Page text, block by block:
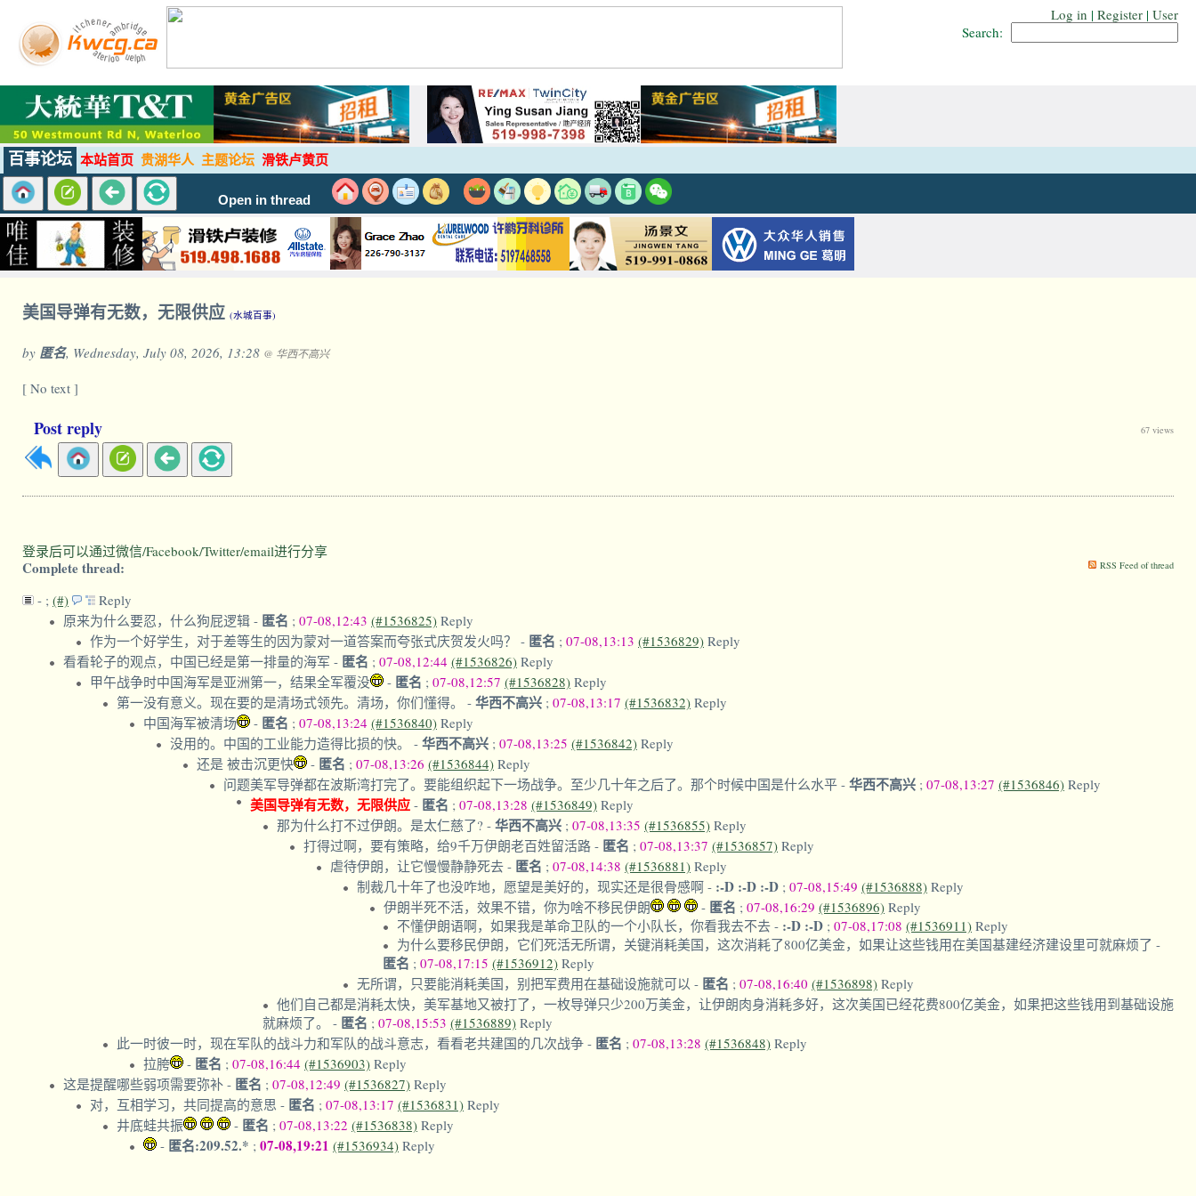
Log in | Register | User
Search:
百事论坛 本站首页 贵湖华人 主题论坛 滑铁卢黄页
Open in thread
美国导弹有无数，无限供应 (水城百事)
by 匿名, Wednesday, July 08, 2026, 13:28 @ 华西不高兴
[ No text ]
Post reply 67 views
登录后可以通过微信/Facebook/Twitter/email进行分享
Complete thread: RSS Feed of thread
- ; (#)
Reply
原来为什么要忍，什么狗屁逻辑 - 匿名 ; 07-08,12:43 (#1536825) Reply
作为一个好学生，对于差等生的因为蒙对一道答案而夸张式庆贺发火吗？ - 匿名 ; 07-08,13:13 (#1536829) Reply
看看轮子的观点，中国已经是第一排量的海军 - 匿名 ; 07-08,12:44 (#1536826) Reply
甲午战争时中国海军是亚洲第一，结果全军覆没
- 匿名 ; 07-08,12:57 (#1536828) Reply
第一没有意义。现在要的是清场式领先。清场，你们懂得。 - 华西不高兴 ; 07-08,13:17 (#1536832) Reply
中国海军被清场
- 匿名 ; 07-08,13:24 (#1536840) Reply
没用的。中国的工业能力造得比损的快。 - 华西不高兴 ; 07-08,13:25 (#1536842) Reply
还是 被击沉更快
- 匿名 ; 07-08,13:26 (#1536844) Reply
问题美军导弹都在波斯湾打完了。要能组织起下一场战争。至少几十年之后了。那个时候中国是什么水平 - 华西不高兴 ; 07-08,13:27 (#1536846) Reply
美国导弹有无数，无限供应 - 匿名 ; 07-08,13:28 (#1536849) Reply
那为什么打不过伊朗。是太仁慈了? - 华西不高兴 ; 07-08,13:35 (#1536855) Reply
打得过啊，要有策略，给9千万伊朗老百姓留活路 - 匿名 ; 07-08,13:37 (#1536857) Reply
虐待伊朗，让它慢慢静静死去 - 匿名 ; 07-08,14:38 (#1536881) Reply
制裁几十年了也没咋地，愿望是美好的，现实还是很骨感啊 - :-D :-D :-D ; 07-08,15:49 (#1536888) Reply
伊朗半死不活，效果不错，你为啥不移民伊朗
- 匿名 ; 07-08,16:29 (#1536896) Reply
不懂伊朗语啊，如果我是革命卫队的一个小队长，你看我去不去 - :-D :-D ; 07-08,17:08 (#1536911) Reply
为什么要移民伊朗，它们死活无所谓，关键消耗美国，这次消耗了800亿美金，如果让这些钱用在美国基建经济建设里可就麻烦了 -
匿名 ; 07-08,17:15 (#1536912) Reply
无所谓，只要能消耗美国，别把军费用在基础设施就可以 - 匿名 ; 07-08,16:40 (#1536898) Reply
他们自己都是消耗太快，美军基地又被打了，一枚导弹只少200万美金，让伊朗肉身消耗多好，这次美国已经花费800亿美金，如果把这些钱用到基础设施
就麻烦了。 - 匿名 ; 07-08,15:53 (#1536889) Reply
此一时彼一时，现在军队的战斗力和军队的战斗意志，看看老共建国的几次战争 - 匿名 ; 07-08,13:28 (#1536848) Reply
拉胯
- 匿名 ; 07-08,16:44 (#1536903) Reply
这是提醒哪些弱项需要弥补 - 匿名 ; 07-08,12:49 (#1536827) Reply
对，互相学习，共同提高的意思 - 匿名 ; 07-08,13:17 (#1536831) Reply
井底蛙共振
- 匿名 ; 07-08,13:22 (#1536838) Reply
- 匿名:209.52.* ; 07-08,19:21 (#1536934) Reply